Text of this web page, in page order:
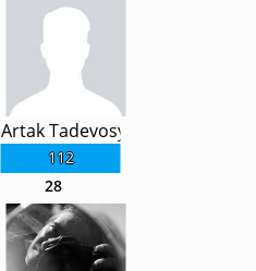
112
Artak Tadevosyan
28